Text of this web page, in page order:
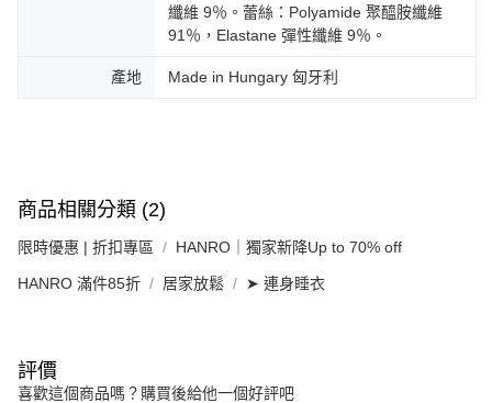
纖維 9％。蕾絲：Polyamide 聚醯胺纖維
91％，Elastane 彈性纖維 9％。
產地 Made in Hungary 匈牙利
商品相關分類 (2)
限時優惠 | 折扣專區 HANRO｜獨家新降Up to 70% off
HANRO 滿件85折 居家放鬆 ➤ 連身睡衣
評價
喜歡這個商品嗎？購買後給他一個好評吧